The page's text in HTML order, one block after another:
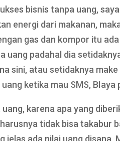
bisnis tanpa uang,
energi dari makanan,
gas dan kompor itu
uang padahal dia
sini, atau setidaknya
ketika mau SMS, BIaya
karena apa yang
tidak bisa takabur
jelas ada nilai uang disana.